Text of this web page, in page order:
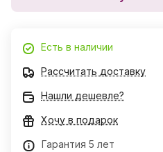
Есть в наличии
Рассчитать доставку
Нашли дешевле?
Хочу в подарок
Гарантия 5 лет